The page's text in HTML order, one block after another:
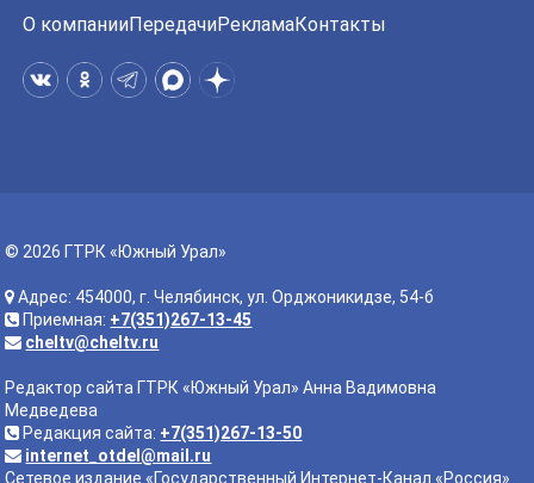
О компанииПередачиРекламаКонтакты
© 2026 ГТРК «Южный Урал»
Адрес: 454000, г. Челябинск, ул. Орджоникидзе, 54-б
Приемная: +7(351)267-13-45
cheltv@cheltv.ru
Редактор сайта ГТРК «Южный Урал» Анна Вадимовна
Медведева
Редакция сайта: +7(351)267-13-50
internet_otdel@mail.ru
Сетевое издание «Государственный Интернет-Канал «Россия».